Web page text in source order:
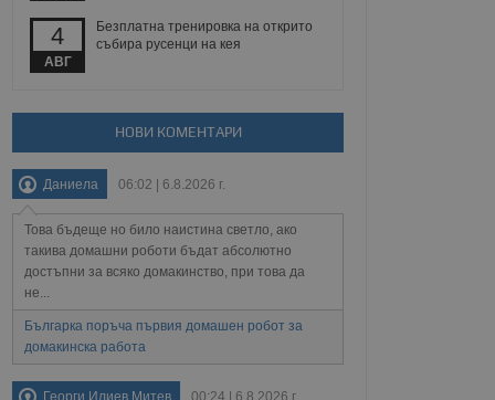
4
АВГ
Безплатна тренировка на открито
събира русенци на кея
НОВИ КОМЕНТАРИ
Даниела 06:02 | 6.8.2026 г.
Това бъдеще но било наистина светло, ако
такива домашни роботи бъдат абсолютно
достъпни за всяко домакинство, при това да
не...
Българка поръча първия домашен робот за
домакинска работа
Георги Илиев Митев 00:24 | 6.8.2026 г.
поведение и
на сайта. Тя
с
на
на сайта.
взаимодействия
и потребителския
събиране на данни
за
се
на тестване.
данни,
на посещенията,
опит.
тя може
на сайта. Тя
която е
в целия
на социалните